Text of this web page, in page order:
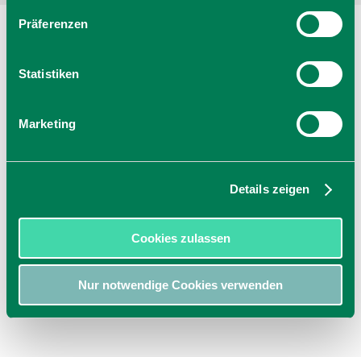
Präferenzen
Statistiken
Marketing
Details zeigen
Cookies zulassen
Nur notwendige Cookies verwenden